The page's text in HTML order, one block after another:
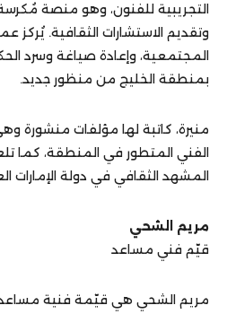
التجريبية للفنون، وهو منصة
وتقديم الاستشارات الثقافية. يُركز
المجتمعية، وإعادة صياغة وسرد
بمنطقة الخليج من منظور جديد.
منيرة، كاتبة لها مؤلفات
الفني المتطور في المنطقة، كما
المشهد الثقافي في دولة الإمارات
مريم الشحي
قيّم فني مساعد
مريم الشحي هي قيّمة فنية